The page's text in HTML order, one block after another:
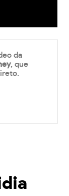
da
, que